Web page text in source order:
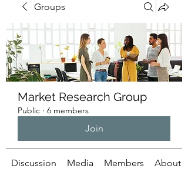
Groups
Market Research Group
Public · 6 members
Join
Discussion Media Members About